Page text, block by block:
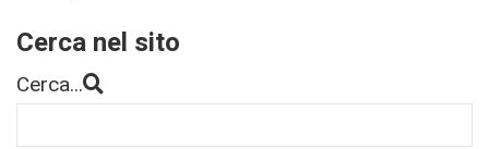
Cerca nel sito
Cerca...